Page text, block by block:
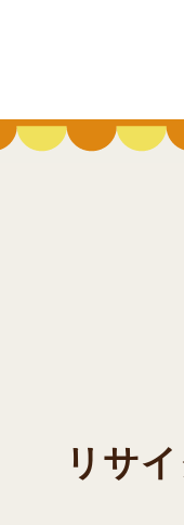
リサ